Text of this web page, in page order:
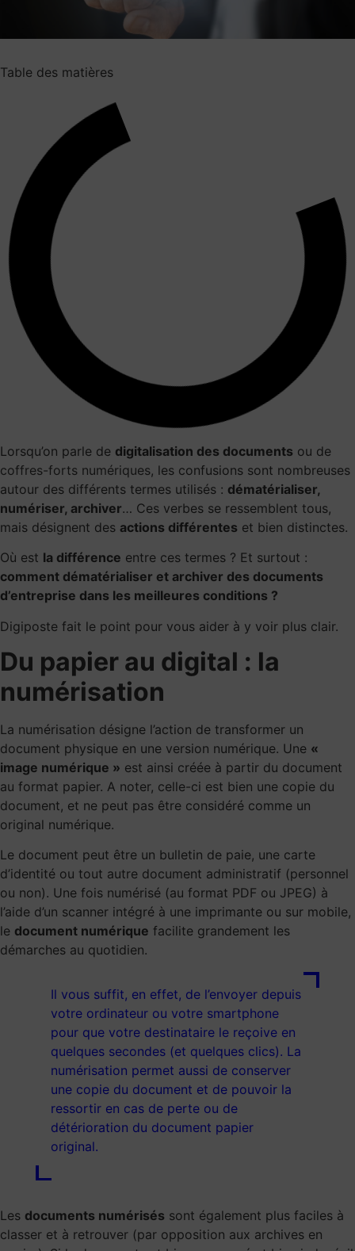
Table des matières
Lorsqu’on parle de digitalisation des documents ou de
coffres-forts numériques, les confusions sont nombreuses
autour des différents termes utilisés : dématérialiser,
numériser, archiver… Ces verbes se ressemblent tous,
mais désignent des actions différentes et bien distinctes.
Où est la différence entre ces termes ? Et surtout :
comment dématérialiser et archiver des documents
d’entreprise dans les meilleures conditions ?
Digiposte fait le point pour vous aider à y voir plus clair.
Du papier au digital : la
numérisation
La numérisation désigne l’action de transformer un
document physique en une version numérique. Une «
image numérique » est ainsi créée à partir du document
au format papier. A noter, celle-ci est bien une copie du
document, et ne peut pas être considéré comme un
original numérique.
Le document peut être un bulletin de paie, une carte
d’identité ou tout autre document administratif (personnel
ou non). Une fois numérisé (au format PDF ou JPEG) à
l’aide d’un scanner intégré à une imprimante ou sur mobile,
le document numérique facilite grandement les
démarches au quotidien.
Il vous suffit, en effet, de l’envoyer depuis
votre ordinateur ou votre smartphone
pour que votre destinataire le reçoive en
quelques secondes (et quelques clics). La
numérisation permet aussi de conserver
une copie du document et de pouvoir la
ressortir en cas de perte ou de
détérioration du document papier
original.
Les documents numérisés sont également plus faciles à
classer et à retrouver (par opposition aux archives en